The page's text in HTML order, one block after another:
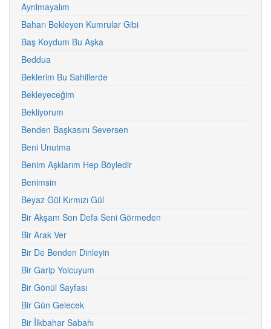
Ayrılmayalım
Baharı Bekleyen Kumrular Gibi
Baş Koydum Bu Aşka
Beddua
Beklerim Bu Sahillerde
Bekleyeceğim
Bekliyorum
Benden Başkasını Seversen
Beni Unutma
Benim Aşklarım Hep Böyledir
Benimsin
Beyaz Gül Kırmızı Gül
Bir Akşam Son Defa Seni Görmeden
Bir Arak Ver
Bir De Benden Dinleyin
Bir Garip Yolcuyum
Bir Gönül Sayfası
Bir Gün Gelecek
Bir İlkbahar Sabahı